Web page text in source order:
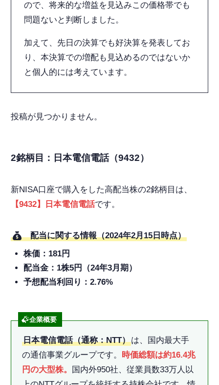
ので、将来的な増益を見込みこの価格帯でも
問題ないと判断しました。
加えて、先日の決算でも好決算を発表してお
り、本決算での増配も見込めるのではないか
と個人的には考えています。
投稿が見つかりません。
2銘柄目：日本電信電話（9432）
新NISA口座で購入をした高配当株の2銘柄目は、
【9432】日本電信電話です。
配当に関する情報（2024年2月15日時点）
株価：181円
配当金：1株5円（24年3月期）
予想配当利回り：2.76%
企業概要
日本電信電話（通称：NTT）は、国内最大手
の通信事業グループです。 時価総額は約16.4兆
円の大型株。
国内外950社、従業員数33万人以